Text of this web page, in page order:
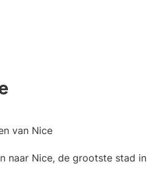
naar Nice, de grootste stad in